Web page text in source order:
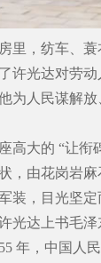
里，纺车、
许光达对劳
为人民谋解放
高大的 “让衔
，由花岗岩
装，目光坚
光达上书毛
年，中国人